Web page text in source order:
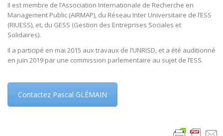
Il est membre de l’Association Internationale de Recherche en
Management Public (AIRMAP), du Réseau Inter Universitaire de l’ESS
(RIUESS), et, du GESS (Gestion des Entreprises Sociales et
Solidaires).
Il a participé en mai 2015 aux travaux de l’UNRISD, et a été auditionné
en juin 2019 par une commission parlementaire au sujet de l’ESS.
Contactez Pascal GLÉMAIN